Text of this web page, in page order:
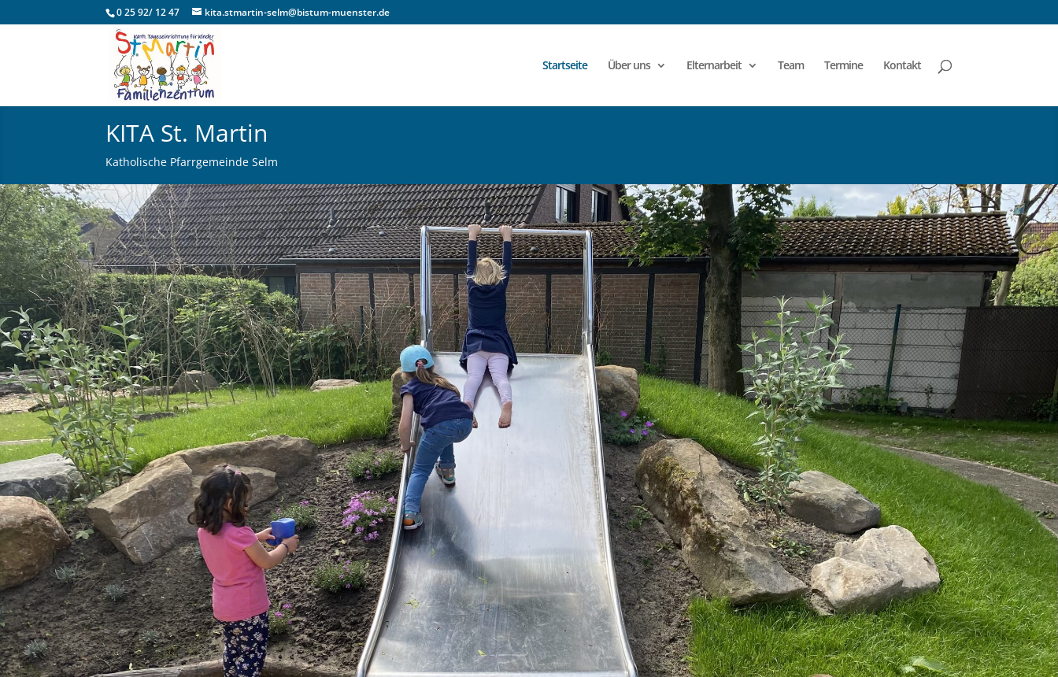
0 25 92/ 12 47 kita.stmartin-selm@bistum-muenster.de
Startseite Über uns Elternarbeit Team Termine Kontakt
KITA St. Martin
Katholische Pfarrgemeinde Selm